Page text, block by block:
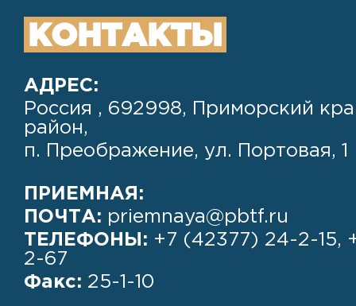
КОНТАКТЫ
АДРЕС:
Россия , 692998, Приморский
район,
п. Преображение, ул. Портовая, 1
ПРИЕМНАЯ:
ПОЧТА: priemnaya@pbtf.ru
ТЕЛЕФОНЫ: +7 (42377) 24-2-15,
2-67
Факс: 25-1-10